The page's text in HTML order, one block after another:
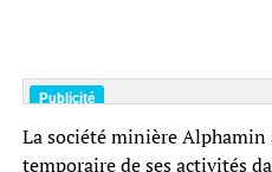
La société minière Alphamin
temporaire de ses activités